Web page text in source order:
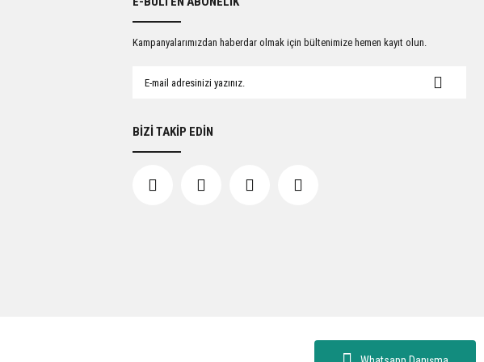
Kampanyalarımızdan haberdar olmak için bültenimize hemen kayıt olun.
BİZİ TAKİP EDİN